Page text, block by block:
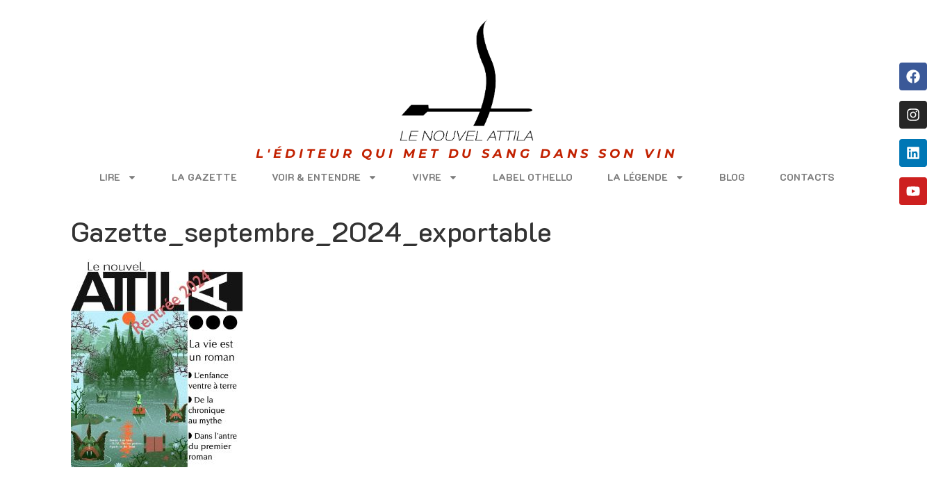
L'ÉDITEUR QUI MET DU SANG DANS SON VIN
LIRE LA GAZETTE VOIR & ENTENDRE VIVRE LABEL OTHELLO LA LÉGENDE BLOG CONTACTS
Gazette_septembre_2024_exportable